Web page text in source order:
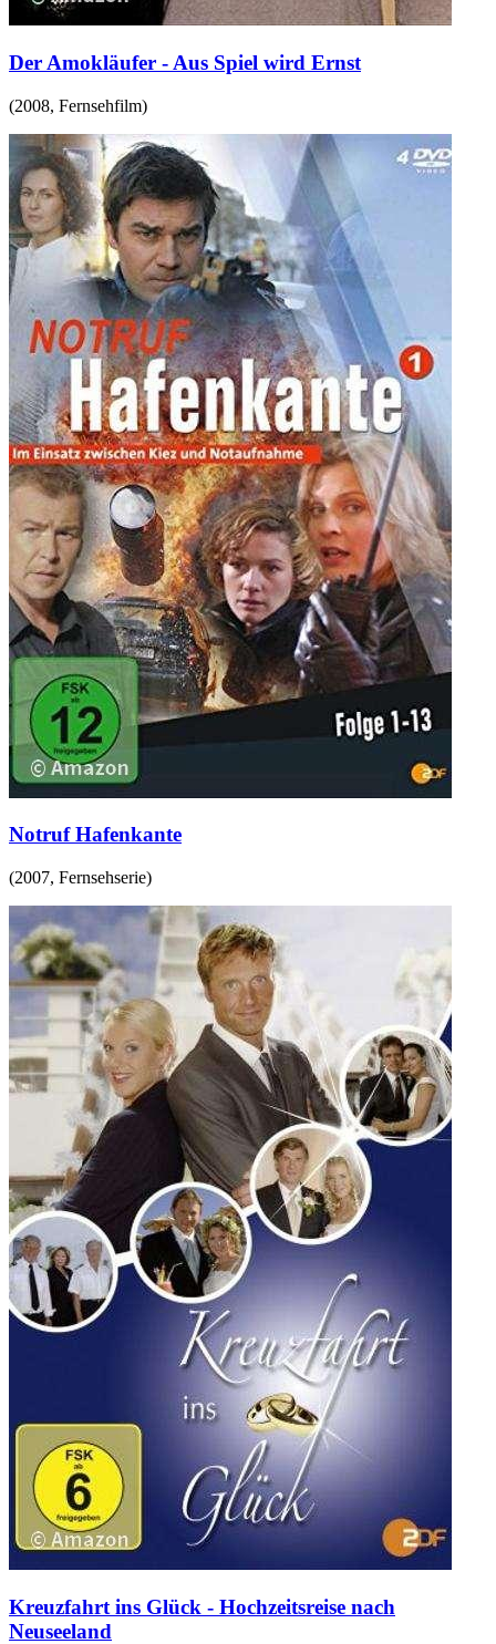
Der Amokläufer - Aus Spiel wird Ernst
(2008, Fernsehfilm)
Notruf Hafenkante
(2007, Fernsehserie)
Kreuzfahrt ins Glück - Hochzeitsreise nach
Neuseeland